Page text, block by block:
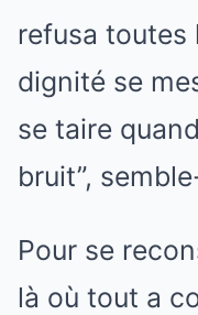
refusa toutes
dignité se
se taire
bruit”,
Pour se
là où tout a